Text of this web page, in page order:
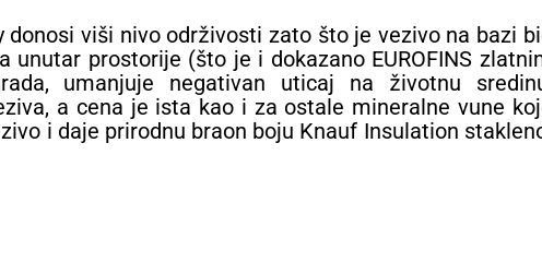
donosi viši nivo održivosti zato što je vezivo na bazi
unutar prostorije (što je i dokazano EUROFINS
umanjuje negativan uticaj na životnu
a cena je ista kao i za ostale mineralne vune
i daje prirodnu braon boju Knauf Insulation